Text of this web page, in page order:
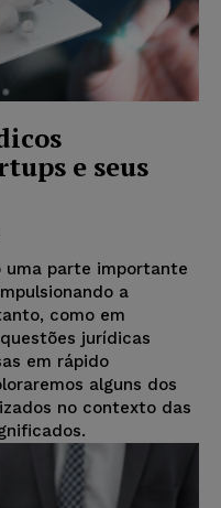
e seus
parte importante
a
como em
jurídicas
em rápido
alguns dos
no contexto das